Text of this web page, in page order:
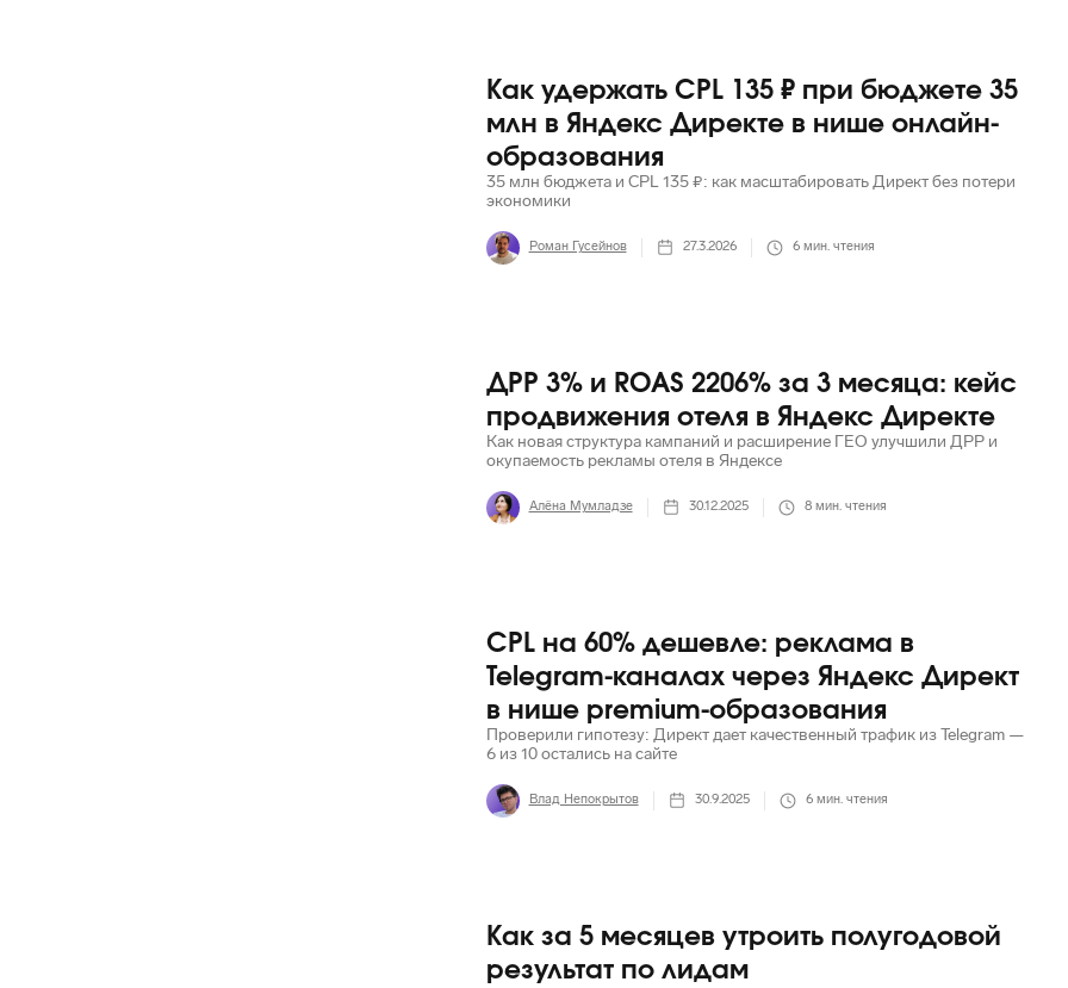
Как удержать CPL 135 ₽ при бюджете 35
млн в Яндекс Директе в нише онлайн-
образования
35 млн бюджета и CPL 135 ₽: как масштабировать Директ без потери
экономики
Роман Гусейнов 27.3.2026 6мин. чтения
ДРР 3% и ROAS 2206% за 3 месяца: кейс
продвижения отеля в Яндекс Директе
Как новая структура кампаний и расширение ГЕО улучшили ДРР и
окупаемость рекламы отеля в Яндексе
Алёна Мумладзе 30.12.2025 8мин. чтения
CPL на 60% дешевле: реклама в
Telegram-каналах через Яндекс Директ
в нише premium-образования
Проверили гипотезу: Директ дает качественный трафик из Telegram —
6 из 10 остались на сайте
Влад Непокрытов 30.9.2025 6мин. чтения
Как за 5 месяцев утроить полугодовой
результат по лидам